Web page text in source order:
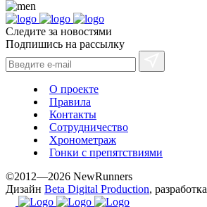
Следите за новостями
Подпишись на рассылку
О проекте
Правила
Контакты
Сотрудничество
Хронометраж
Гонки с препятствиями
©2012—2026 NewRunners
Дизайн Beta Digital Production, разработка